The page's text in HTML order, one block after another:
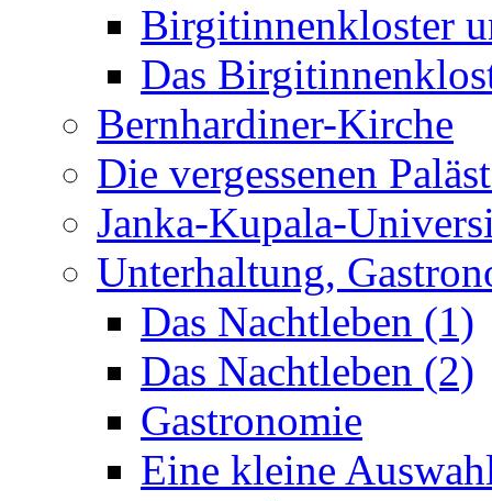
Birgitinnenkloster
Das
Bernhardiner-Kirche
Die vergessenen
Janka-Kupala-
Unterhaltung,
Das Nachtleben (1)
Das Nachtleben (2)
Gastronomie
Eine kleine